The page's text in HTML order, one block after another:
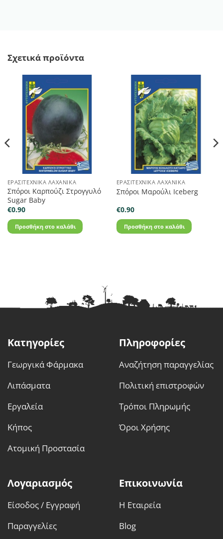
Σχετικά προϊόντα
ΕΡΑΣΙΤΕΧΝΙΚΆ ΛΑΧΑΝΙΚΆ
Σπόροι Καρπούζι Στρογγυλό
Sugar Baby
€0.90
Προσθήκη στο καλάθι
ΕΡΑΣΙΤΕΧΝΙΚΆ ΛΑΧΑΝΙΚΆ
Σπόροι Μαρούλι Iceberg
€0.90
Προσθήκη στο καλάθι
Κατηγορίες
Γεωργικά Φάρμακα
Λιπάσματα
Εργαλεία
Κήπος
Ατομική Προστασία
Πληροφορίες
Αναζήτηση παραγγελίας
Πολιτική επιστροφών
Τρόποι Πληρωμής
Όροι Χρήσης
Λογαριασμός
Είσοδος / Εγγραφή
Παραγγελίες
Επικοινωνία
Η Εταιρεία
Blog